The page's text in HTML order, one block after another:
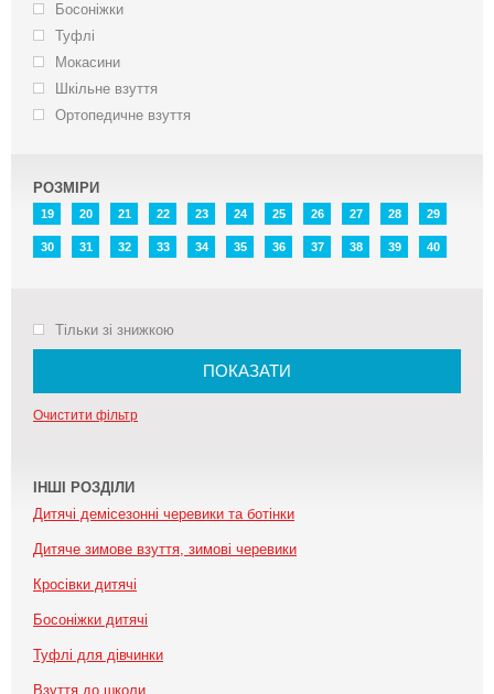
Босоніжки
Туфлі
Мокасини
Шкільне взуття
Ортопедичне взуття
РОЗМІРИ
19 20 21 22 23 24 25 26 27 28 29
30 31 32 33 34 35 36 37 38 39 40
Тільки зі знижкою
ПОКАЗАТИ
Очистити фільтр
ІНШІ РОЗДІЛИ
Дитячі демісезонні черевики та ботінки
Дитяче зимове взуття, зимові черевики
Кросівки дитячі
Босоніжки дитячі
Туфлі для дівчинки
Взуття до школи